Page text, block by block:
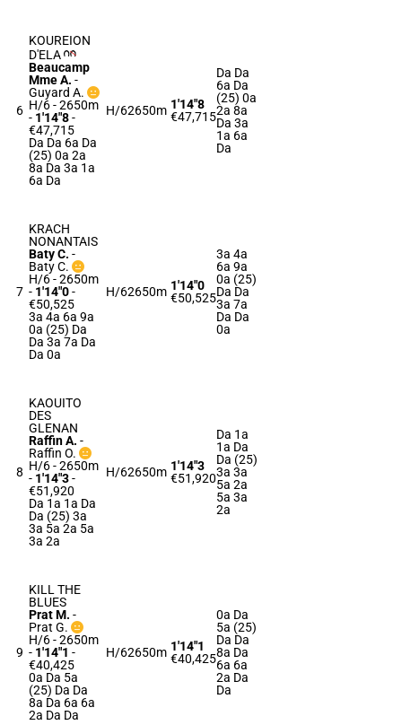
6
KOUREION
D'ELA
Beaucamp
Mme A. -
Guyard A.
H/6 - 2650m
- 1'14"8-
€47,715
Da Da 6a Da
(25) 0a 2a
8a Da 3a 1a
6a Da
H/62650m 1'14"8
€47,715
Da Da
6a Da
(25) 0a
2a 8a
Da 3a
1a 6a
Da
7
KRACH
NONANTAIS
Baty C. -
Baty C.
H/6 - 2650m
- 1'14"0-
€50,525
3a 4a 6a 9a
0a (25) Da
Da 3a 7a Da
Da 0a
H/62650m 1'14"0
€50,525
3a 4a
6a 9a
0a (25)
Da Da
3a 7a
Da Da
0a
8
KAOUITO
DES
GLENAN
Raffin A. -
Raffin O.
H/6 - 2650m
- 1'14"3-
€51,920
Da 1a 1a Da
Da (25) 3a
3a 5a 2a 5a
3a 2a
H/62650m 1'14"3
€51,920
Da 1a
1a Da
Da (25)
3a 3a
5a 2a
5a 3a
2a
9
KILL THE
BLUES
Prat M. -
Prat G.
H/6 - 2650m
- 1'14"1 -
€40,425
0a Da 5a
(25) Da Da
8a Da 6a 6a
2a Da Da
H/62650m 1'14"1
€40,425
0a Da
5a (25)
Da Da
8a Da
6a 6a
2a Da
Da